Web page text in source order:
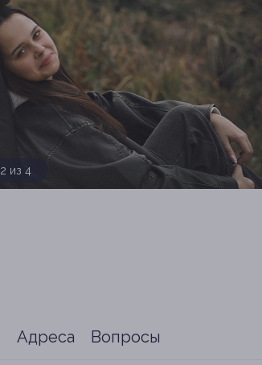
3 из 4
Адреса Вопросы